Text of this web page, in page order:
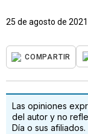
25 de agosto de
COMPARTIR
Las opiniones
del autor y no
Día o sus afiliados.